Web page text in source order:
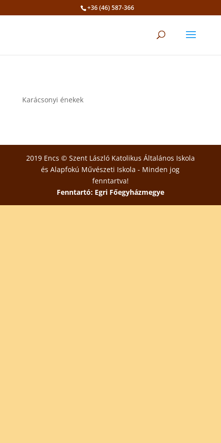
+36 (46) 587-366
Karácsonyi énekek
2019 Encs © Szent László Katolikus Általános Iskola
és Alapfokú Művészeti Iskola - Minden jog
fenntartva!
Fenntartó: Egri Főegyházmegye